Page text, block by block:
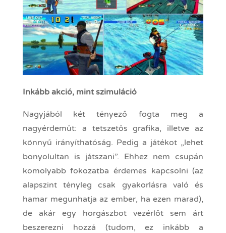
Inkább akció, mint szimuláció
Nagyjából két tényező fogta meg a
nagyérdeműt: a tetszetős grafika, illetve az
könnyű irányíthatóság. Pedig a játékot „lehet
bonyolultan is játszani”. Ehhez nem csupán
komolyabb fokozatba érdemes kapcsolni (az
alapszint tényleg csak gyakorlásra való és
hamar megunhatja az ember, ha ezen marad),
de akár egy horgászbot vezérlőt sem árt
beszerezni hozzá (tudom, ez inkább a